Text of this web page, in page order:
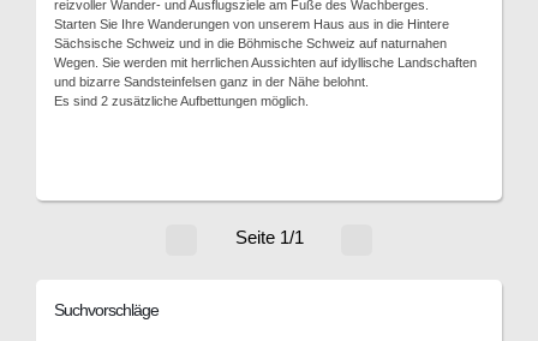
reizvoller Wander- und Ausflugsziele am Fuße des Wachberges.
Starten Sie Ihre Wanderungen von unserem Haus aus in die Hintere
Sächsische Schweiz und in die Böhmische Schweiz auf naturnahen
Wegen. Sie werden mit herrlichen Aussichten auf idyllische Landschaften
und bizarre Sandsteinfelsen ganz in der Nähe belohnt.
Es sind 2 zusätzliche Aufbettungen möglich.
Seite 1/1
Suchvorschläge